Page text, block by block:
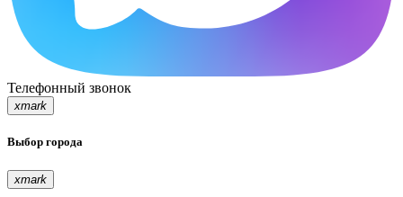
Телефонный звонок
xmark
Выбор города
xmark